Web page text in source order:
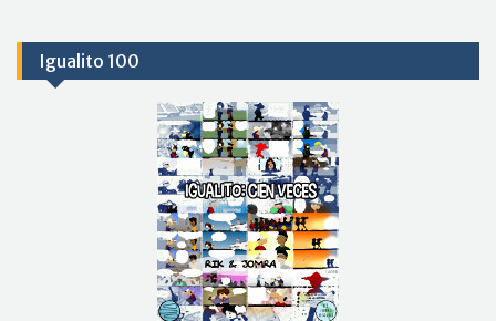
Igualito 100